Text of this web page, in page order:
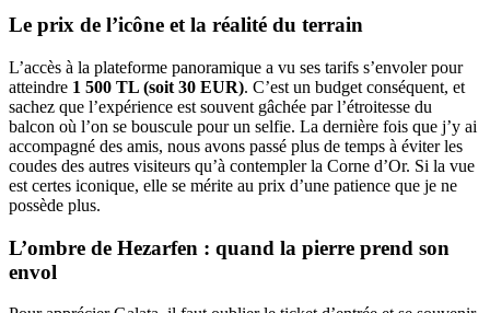
Le prix de l’icône et la réalité du terrain
L’accès à la plateforme panoramique a vu ses tarifs s’envoler pour
atteindre 1 500 TL (soit 30 EUR). C’est un budget conséquent, et
sachez que l’expérience est souvent gâchée par l’étroitesse du
balcon où l’on se bouscule pour un selfie. La dernière fois que j’y ai
accompagné des amis, nous avons passé plus de temps à éviter les
coudes des autres visiteurs qu’à contempler la Corne d’Or. Si la vue
est certes iconique, elle se mérite au prix d’une patience que je ne
possède plus.
L’ombre de Hezarfen : quand la pierre prend son
envol